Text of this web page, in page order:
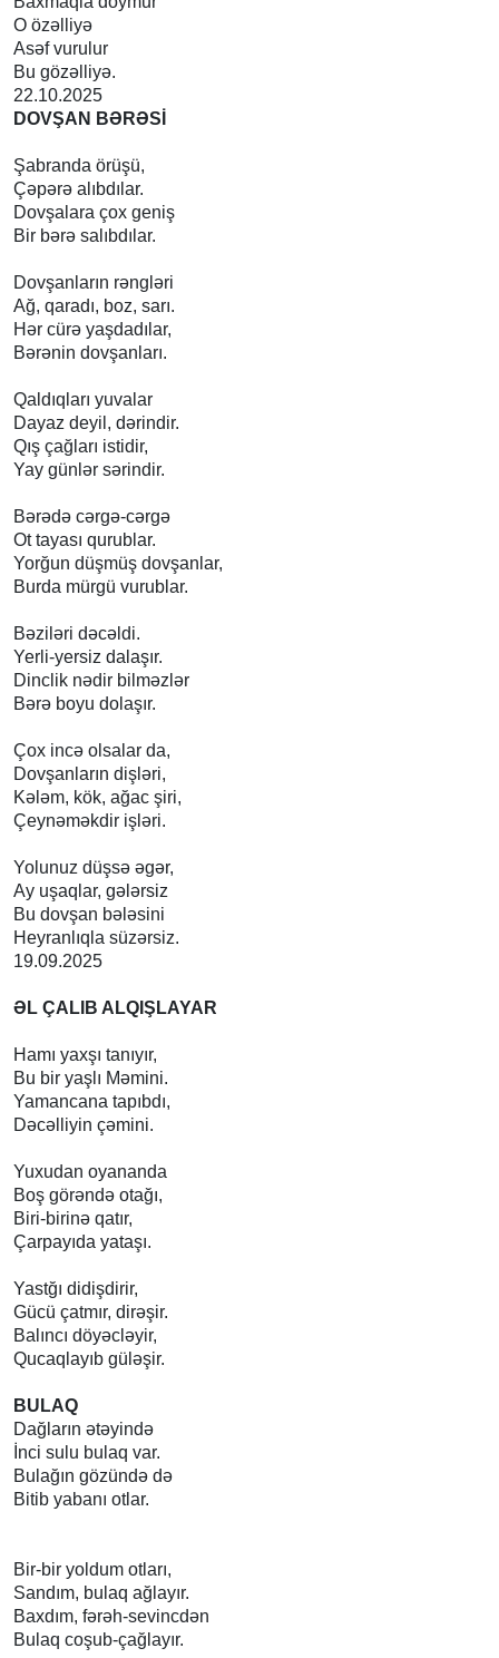
O özəlliyə
Asəf vurulur
Bu gözəlliyə.
22.10.2025
DOVŞAN BƏRƏSİ
Şabranda örüşü,
Çəpərə alıbdılar.
Dovşalara çox geniş
Bir bərə salıbdılar.
Dovşanların rəngləri
Ağ, qaradı, boz, sarı.
Hər cürə yaşdadılar,
Bərənin dovşanları.
Qaldıqları yuvalar
Dayaz deyil, dərindir.
Qış çağları istidir,
Yay günlər sərindir.
Bərədə cərgə-cərgə
Ot tayası qurublar.
Yorğun düşmüş dovşanlar,
Burda mürgü vurublar.
Bəziləri dəcəldi.
Yerli-yersiz dalaşır.
Dinclik nədir bilməzlər
Bərə boyu dolaşır.
Çox incə olsalar da,
Dovşanların dişləri,
Kələm, kök, ağac şiri,
Çeynəməkdir işləri.
Yolunuz düşsə əgər,
Ay uşaqlar, gələrsiz
Bu dovşan bələsini
Heyranlıqla süzərsiz.
19.09.2025
ƏL ÇALIB ALQIŞLAYAR
Hamı yaxşı tanıyır,
Bu bir yaşlı Məmini.
Yamancana tapıbdı,
Dəcəlliyin çəmini.
Yuxudan oyananda
Boş görəndə otağı,
Biri-birinə qatır,
Çarpayıda yataşı.
Yastğı didişdirir,
Gücü çatmır, dirəşir.
Balıncı döyəcləyir,
Qucaqlayıb güləşir.
BULAQ
Dağların ətəyində
İnci sulu bulaq var.
Bulağın gözündə də
Bitib yabanı otlar.
Bir-bir yoldum otları,
Sandım, bulaq ağlayır.
Baxdım, fərəh-sevincdən
Bulaq coşub-çağlayır.